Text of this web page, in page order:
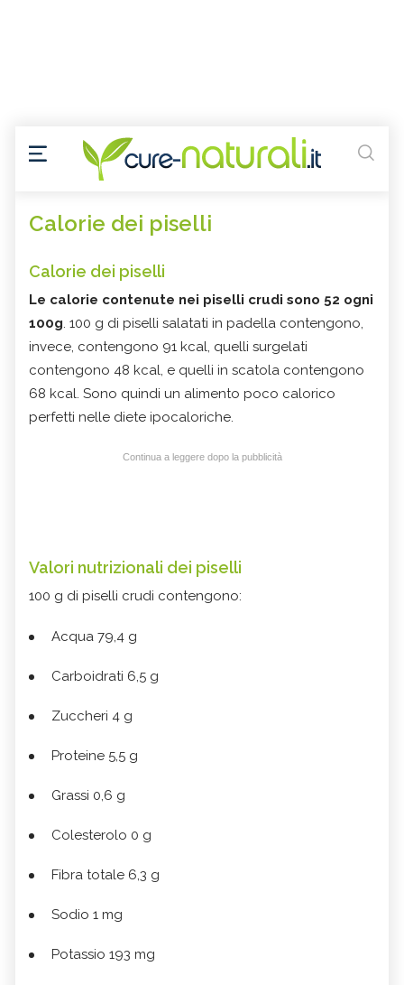
Calorie dei piselli
Calorie dei piselli
Le calorie contenute nei piselli crudi sono 52 ogni
100g. 100 g di piselli salatati in padella contengono,
invece, contengono 91 kcal, quelli surgelati
contengono 48 kcal, e quelli in scatola contengono
68 kcal. Sono quindi un alimento poco calorico
perfetti nelle diete ipocaloriche.
Continua a leggere dopo la pubblicità
Valori nutrizionali dei piselli
100 g di piselli crudi contengono:
Acqua 79,4 g
Carboidrati 6,5 g
Zuccheri 4 g
Proteine 5,5 g
Grassi 0,6 g
Colesterolo 0 g
Fibra totale 6,3 g
Sodio 1 mg
Potassio 193 mg